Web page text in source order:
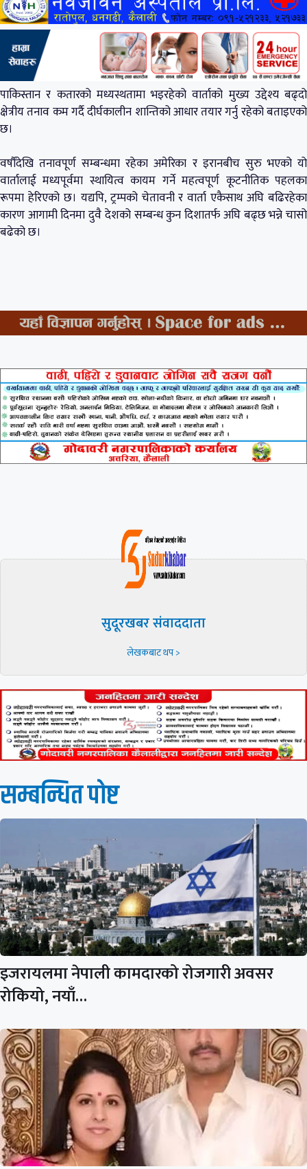
पाकिस्तान र कतारको मध्यस्थतामा भइरहेको वार्ताको मुख्य उद्देश्य बढ्दो
क्षेत्रीय तनाव कम गर्दै दीर्घकालीन शान्तिको आधार तयार गर्नु रहेको बताइएको
छ।
वर्षौंदेखि तनावपूर्ण सम्बन्धमा रहेका अमेरिका र इरानबीच सुरु भएको यो
वार्तालाई मध्यपूर्वमा स्थायित्व कायम गर्ने महत्वपूर्ण कूटनीतिक पहलका
रूपमा हेरिएको छ। यद्यपि, ट्रम्पको चेतावनी र वार्ता एकैसाथ अघि बढिरहेका
कारण आगामी दिनमा दुवै देशको सम्बन्ध कुन दिशातर्फ अघि बढ्छ भन्ने चासो
बढेको छ।
सुदूरखबर संवाददाता
लेखकबाट थप >
सम्बन्धित पाेष्ट
इजरायलमा नेपाली कामदारको रोजगारी अवसर
रोकियो, नयाँ…